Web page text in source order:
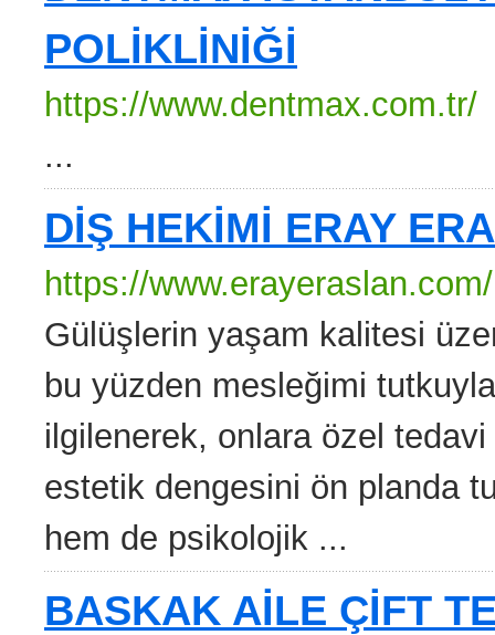
POLİKLİNİĞİ
https://www.dentmax.com.tr/
...
DİŞ HEKİMİ ERAY
https://www.erayeraslan.com/
Gülüşlerin yaşam kalitesi
bu yüzden mesleğimi
ilgilenerek, onlara özel tedavi
estetik dengesini ön planda
hem de psikolojik ...
BASKAK AİLE ÇİFT